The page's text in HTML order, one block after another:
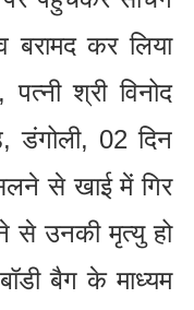
कर लिया
श्री विनोद
डंगोली, 02 दिन
से खाई में गिर
से उनकी मृत्यु हो
बैग के माध्यम